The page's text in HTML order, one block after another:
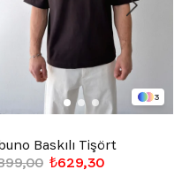
3
Baskılı Tişört
₺629,30